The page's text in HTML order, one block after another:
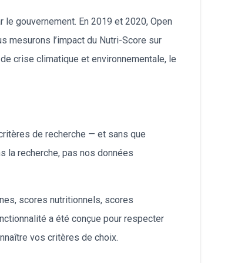
gouvernement. En 2019 et 2020, Open
mesurons l’impact du Nutri-Score sur
crise climatique et environnementale, le
de recherche — et sans que
la recherche, pas nos données
scores nutritionnels, scores
a été conçue pour respecter
vos critères de choix.